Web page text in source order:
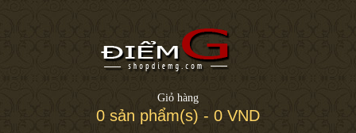
Giỏ hàng
0 sản phẩm(s) - 0 VND